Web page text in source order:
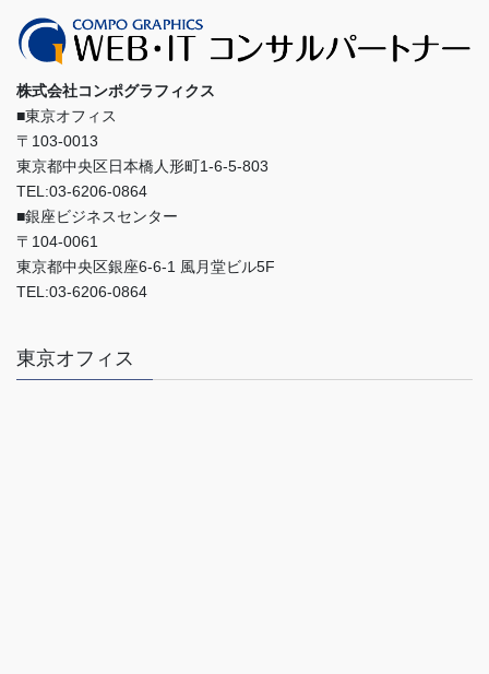
株式会社コンポグラフィクス
■東京オフィス
〒103-0013
東京都中央区日本橋人形町1-6-5-803
TEL:03-6206-0864
■銀座ビジネスセンター
〒104-0061
東京都中央区銀座6-6-1 風月堂ビル5F
TEL:03-6206-0864
東京オフィス